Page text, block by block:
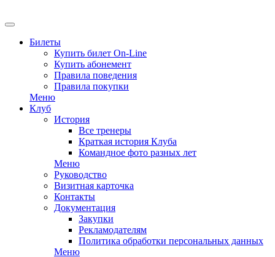
Билеты
Купить билет On-Line
Купить абонемент
Правила поведения
Правила покупки
Меню
Клуб
История
Все тренеры
Краткая история Клуба
Командное фото разных лет
Меню
Руководство
Визитная карточка
Контакты
Документация
Закупки
Рекламодателям
Политика обработки персональных данных
Меню